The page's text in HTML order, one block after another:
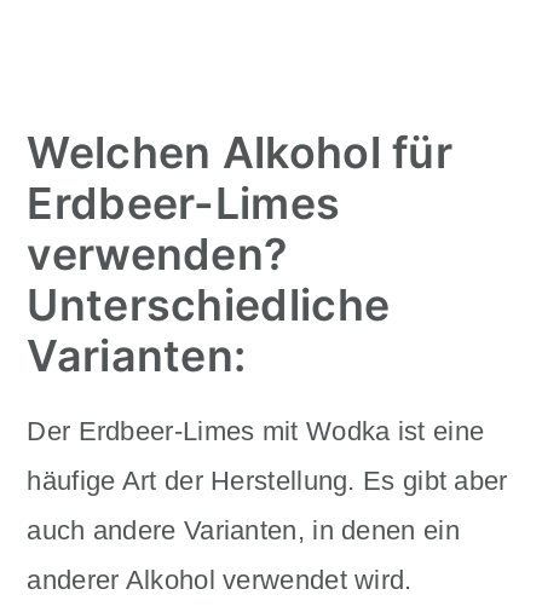
Welchen Alkohol für
Erdbeer-Limes
verwenden?
Unterschiedliche
Varianten:
Der Erdbeer-Limes mit Wodka ist eine
häufige Art der Herstellung. Es gibt aber
auch andere Varianten, in denen ein
anderer Alkohol verwendet wird.